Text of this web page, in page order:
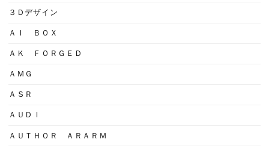
３Ｄデザイン
ＡＩ ＢＯＸ
ＡＫ ＦＯＲＧＥＤ
ＡＭＧ
ＡＳＲ
ＡＵＤＩ
ＡＵＴＨＯＲ ＡＲＡＲＭ